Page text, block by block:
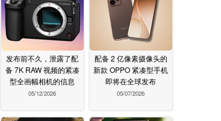
发布前不久，泄露了配
备 7K RAW 视频的紧凑
型全画幅相机的信息
05/12/2026
配备 2 亿像素摄像头的
新款 OPPO 紧凑型手机
即将在全球发布
05/07/2026